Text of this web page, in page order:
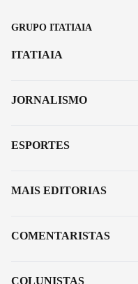
GRUPO ITATIAIA
ITATIAIA
JORNALISMO
ESPORTES
MAIS EDITORIAS
COMENTARISTAS
COLUNISTAS